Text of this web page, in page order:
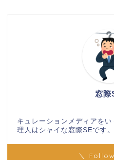
窓際
キュレーションメディアを
理人はシャイな窓際SEです。
＼